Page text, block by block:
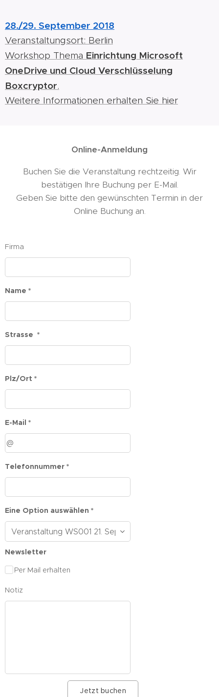
28./29. September 2018
Veranstaltungsort: Berlin
Workshop Thema Einrichtung Microsoft
OneDrive und Cloud Verschlüsselung
Boxcryptor.
Weitere Informationen erhalten Sie hier
Online-Anmeldung
Buchen Sie die Veranstaltung rechtzeitig. Wir
bestätigen Ihre Buchung per E-Mail.
Geben Sie bitte den gewünschten Termin in der
Online Buchung an.
Firma
Name *
Strasse *
Plz/Ort *
E-Mail *
Telefonnummer *
Eine Option auswählen *
Newsletter
Per Mail erhalten
Notiz
Jetzt buchen